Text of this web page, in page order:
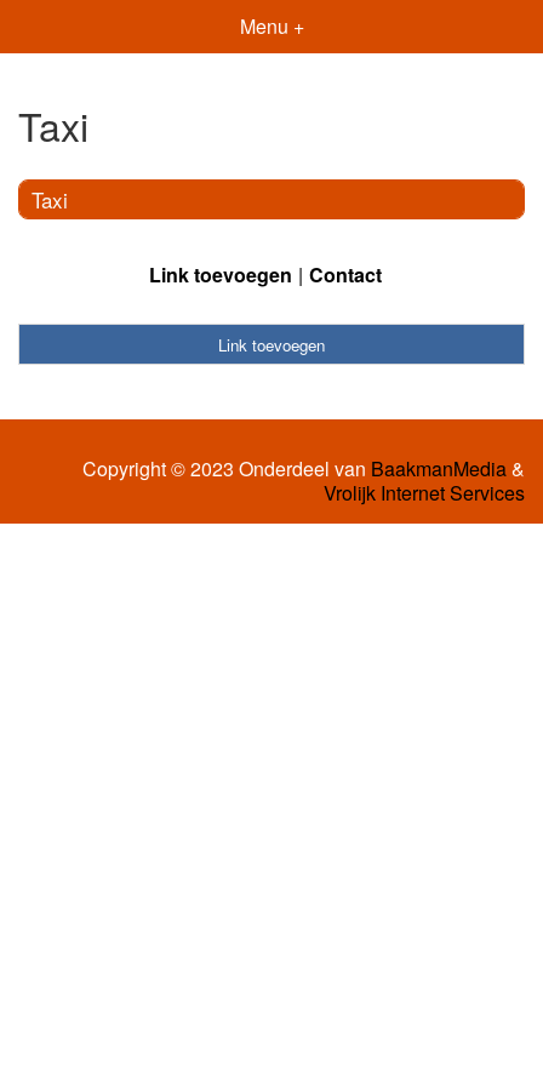
Menu +
Taxi
Taxi
Link toevoegen Contact
Link toevoegen
Copyright © 2023 Onderdeel van BaakmanMedia&
Vrolijk Internet Services